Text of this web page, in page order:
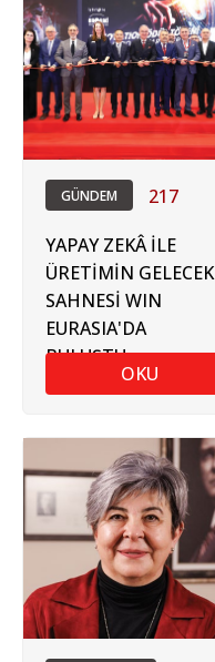
GÜNDEM 217
YAPAY ZEKÂ İLE
ÜRETİMİN GELECEK
SAHNESİ WIN
EURASIA'DA
BULUŞTU
OKU